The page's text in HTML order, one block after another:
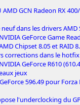
AMD GCN Radeon RX
dans les drivers AMD
GeForce Game
Chipset 8.05 et RAID
corrections dans le hotfix
GeForce R610
jeux
596.49 pour
l'underclocking du